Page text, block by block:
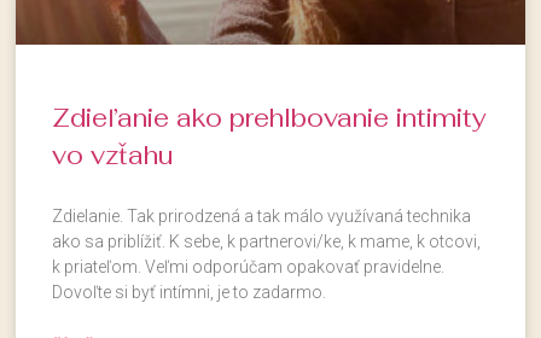
Zdieľanie ako prehlbovanie intimity
vo vzťahu
Zdielanie. Tak prirodzená a tak málo využívaná technika
ako sa priblížiť. K sebe, k partnerovi/ke, k mame, k otcovi,
k priateľom. Veľmi odporúčam opakovať pravidelne.
Dovoľte si byť intímni, je to zadarmo.